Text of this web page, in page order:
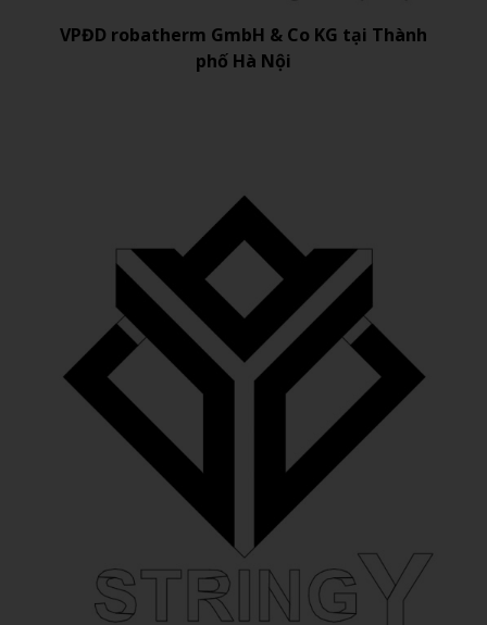
VPĐD robatherm GmbH & Co KG tại Thành
phố Hà Nội